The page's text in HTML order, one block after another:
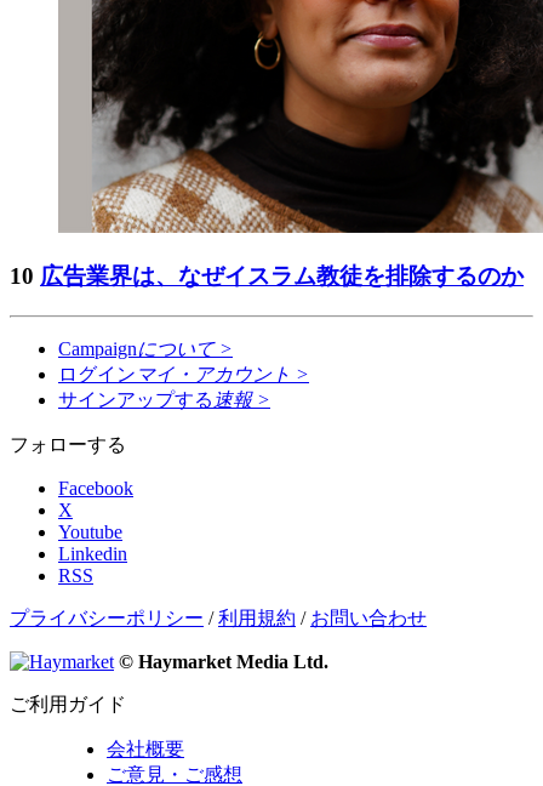
10 広告業界は、なぜイスラム教徒を排除するのか
Campaignについて >
ログイン マイ・アカウント >
サインアップする 速報 >
フォローする
Facebook
X
Youtube
Linkedin
RSS
プライバシーポリシー /利用規約 / お問い合わせ
© Haymarket Media Ltd.
ご利用ガイド
会社概要
ご意見・ご感想